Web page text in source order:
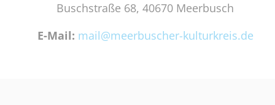
Buschstraße 68, 40670 Meerbusch
E-Mail: mail@meerbuscher-kulturkreis.de